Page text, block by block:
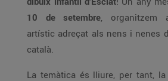
10 de setembre, organitzem
artístic adreçat als nens i nenes
català.
La temàtica és lliure, per tant,